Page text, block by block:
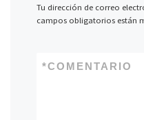
Tu dirección de correo
campos obligatorios están
COMENTARIO
*